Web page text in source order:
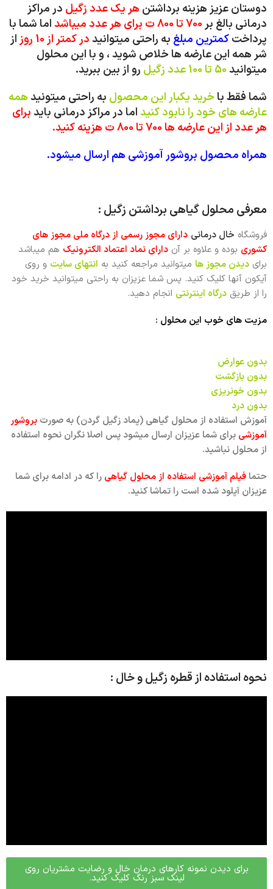
دوستان عزیز هزینه برداشتن هر یک عدد زگیل در مراکز
درمانی بالغ بر700 تا 800 ت برای هر عدد میباشد
اما شما با
پرداختکمترین مبلغ به راحتی میتوانیددر کمتر از 10 روز
از
شر همه این عارضه ها خلاص شوید ، و با این محلول
میتوانید50 تا 100 عدد زگیل
رو از بین ببرید.
شما فقط باخرید یکبار این محصول به راحتی میتونیدهمه
عارضه های خود را نابود کنیداما در مراکز درمانی بایدبرای
هر عدد از این عارضه ها 700 تا 800 ت هزینه کنید.
همراه محصول بروشور آموزشی هم ارسال میشود.
معرفی محلول گیاهی برداشتن زگیل :
فروشگاه خال درمانی دارای مجوز رسمی از درگاه ملی مجوز های
کشوری بوده و علاوه بر آن دارای نماد اعتماد الکترونیک هم میباشد
برای دیدن مجوز ها میتوانید مراجعه کنید به انتهای سایت و روی
آیکون آنها کلیک کنید. پس شما عزیزان به راحتی میتوانید خرید خود
را از طریق درگاه اینترنتی انجام دهید.
مزیت های خوب این محلول :
بدون عوارض
بدون بازگشت
بدون خونریزی
بدون درد
آموزش استفاده از محلول گیاهی (پماد زگیل گردن) به صورت بروشور
آموزشی برای شما عزیزان ارسال میشود پس اصلا نگران نحوه استفاده
از محلول نباشید.
حتما فیلم آموزشی استفاده از محلول گیاهی را که در ادامه برای شما
عزیزان آپلود شده است را تماشا کنید.
نحوه استفاده از قطره زگیل و خال :
برای دیدن نمونه کارهای درمان خال و رضایت مشتریان روی
لینک سبز رنگ کلیک کنید.